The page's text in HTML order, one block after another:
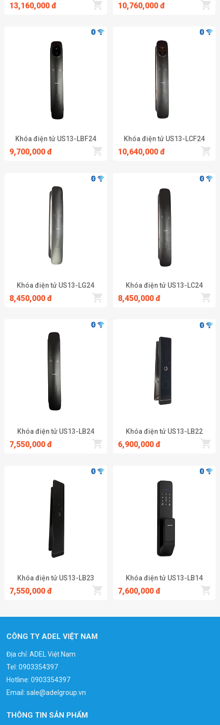
13,160,000 đ 10,760,000 đ
Khóa điện tử US13-LBF24
9,700,000 đ
Khóa điện tử US13-LCF24
10,640,000 đ
Khóa điện tử US13-LG24
8,450,000 đ
Khóa điện tử US13-LC24
8,450,000 đ
Khóa điện tử US13-LB24
7,550,000 đ
Khóa điện tử US13-LB22
6,900,000 đ
Khóa điện tử US13-LB23
7,550,000 đ
Khóa điện tử US13-LB14
7,600,000 đ
CÔNG TY ADEL VIỆT NAM
Địa chỉ: ADEL Việt Nam
Tel:0903354397
Hotline:0903354397
Email:sale@adelgroup.vn
THÔNG TIN SẢN PHẨM